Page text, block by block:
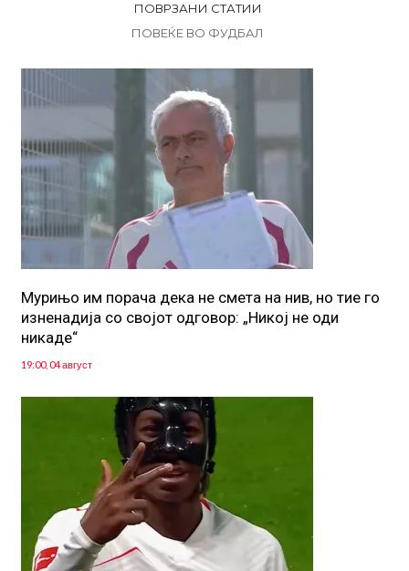
ПОВРЗАНИ СТАТИИ
ПОВЕЌЕ ВО ФУДБАЛ
Мурињо им порача дека не смета на нив, но тие го
изненадија со својот одговор: „Никој не оди
никаде“
19:00, 04 август